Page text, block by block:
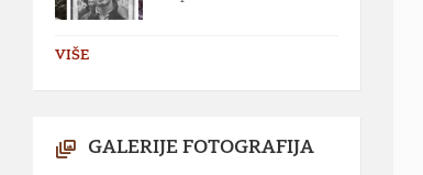
VIŠE
GALERIJE FOTOGRAFIJA